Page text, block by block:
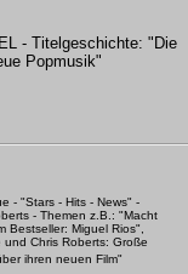
- Titelgeschichte: "Die
Popmusik"
- "Stars - Hits - News" -
- Themen z.B.: "Macht
Bestseller: Miguel Rios",
und Chris Roberts: Große
ihren neuen Film"